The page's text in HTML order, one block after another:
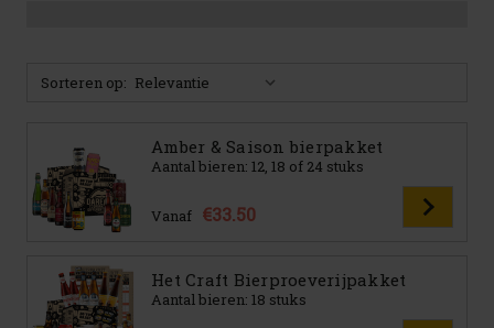
Sorteren op:
Amber & Saison bierpakket
Aantal bieren: 12, 18 of 24 stuks
Vanaf €33.50
Het Craft Bierproeverijpakket
Aantal bieren: 18 stuks